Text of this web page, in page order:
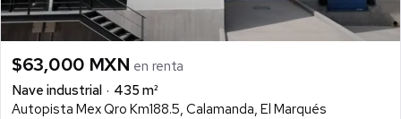
$63,000 MXN en renta
Nave industrial
435 m²
Autopista Mex Qro Km188.5, Calamanda, El Marqués